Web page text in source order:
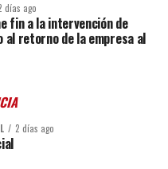
días ago
fin a la intervención de
al retorno de la empresa al
2 días ago